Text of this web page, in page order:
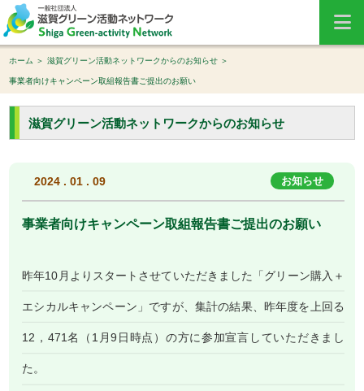
ホーム 滋賀グリーン活動ネットワークからのお知らせ
事業者向けキャンペーン取組報告書ご提出のお願い
滋賀グリーン活動ネットワークからのお知らせ
2024 . 01 . 09 お知らせ
事業者向けキャンペーン取組報告書ご提出のお願い
昨年10月よりスタートさせていただきました「グリーン購入＋
エシカルキャンペーン」ですが、集計の結果、昨年度を上回る
12，471名（1月9日時点）の方に参加宣言していただきまし
た。